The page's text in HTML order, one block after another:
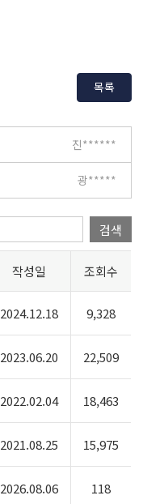
목록
진******
광*****
검색
작성일 조회수
2024.12.18 9,328
2023.06.20 22,509
2022.02.04 18,463
2021.08.25 15,975
2026.08.06 118